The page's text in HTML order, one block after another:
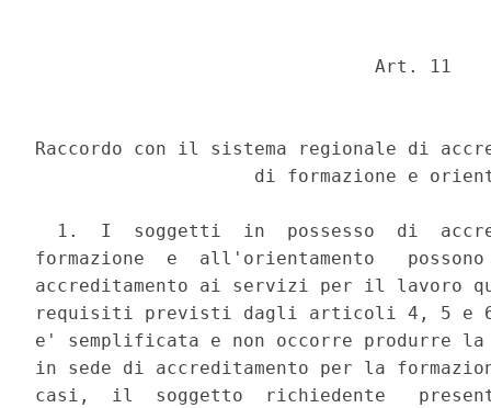
                               Art. 11
Raccordo con il sistema regionale di
di formazione e
1.  I  soggetti  in  possesso  di
formazione  e  all'orientamento
accreditamento ai servizi per il lavoro
requisiti previsti dagli articoli 4, 5 e
e' semplificata e non occorre produrre
in sede di accreditamento per la
casi,  il  soggetto  richiedente